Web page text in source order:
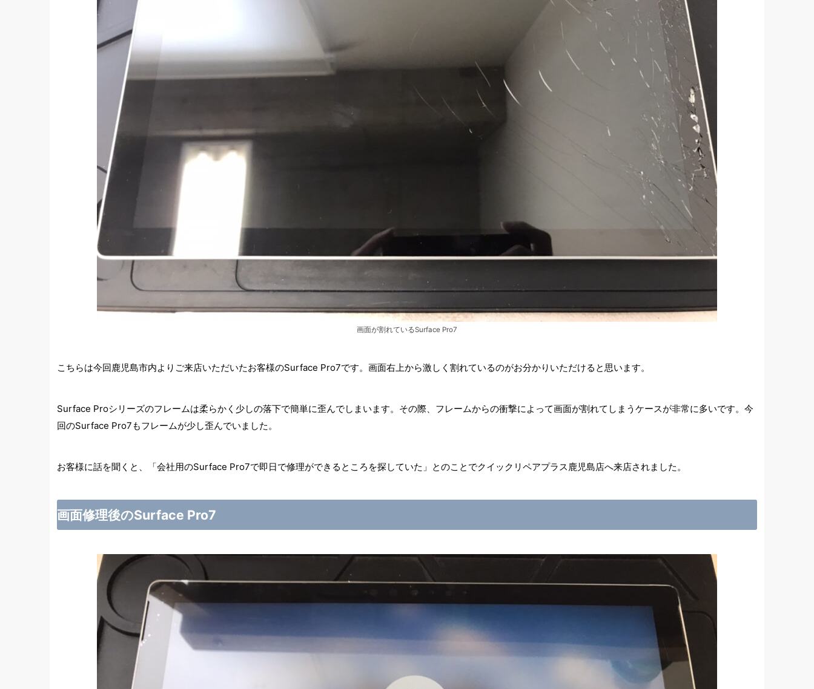
画面が割れているSurface Pro7
こちらは今回鹿児島市内よりご来店いただいたお客様のSurface Pro7です。画面右上から激しく割れているのがお分かりいただけると思います。
Surface Proシリーズのフレームは柔らかく少しの落下で簡単に歪んでしまいます。その際、フレームからの衝撃によって画面が割れてしまうケースが非常に多いです。今
回のSurface Pro7もフレームが少し歪んでいました。
お客様に話を聞くと、「会社用のSurface Pro7で即日で修理ができるところを探していた」とのことでクイックリペアプラス鹿児島店へ来店されました。
画面修理後のSurface Pro7